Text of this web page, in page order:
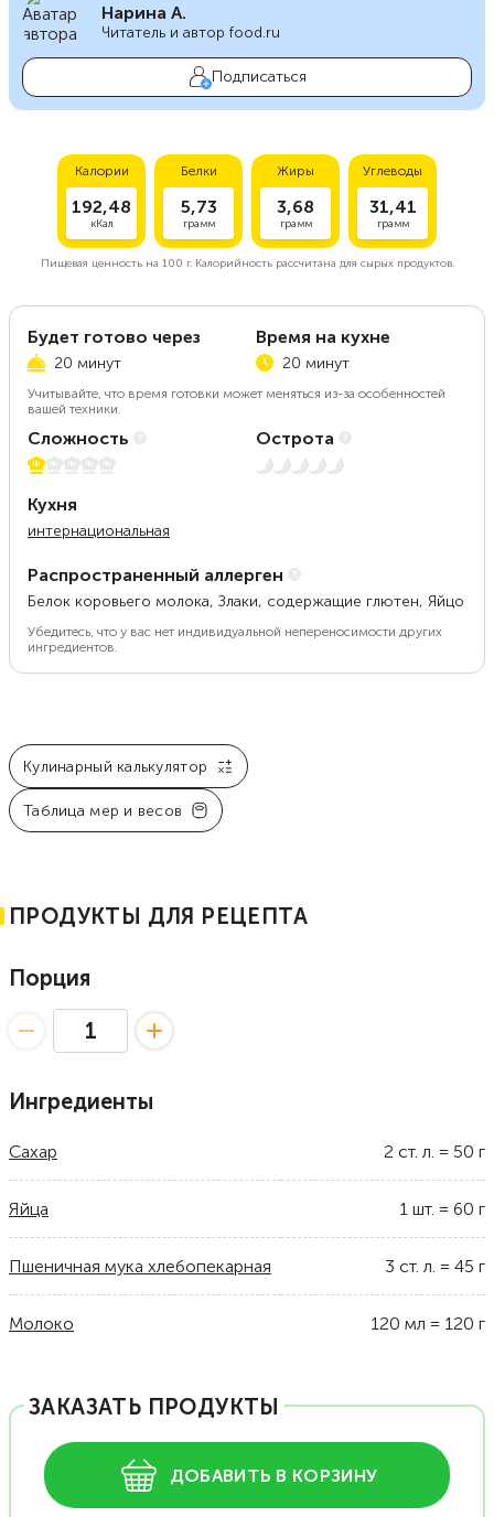
Нарина А.
Читатель и автор food.ru
Подписаться
Калории
192,48
кКал
Белки
5,73
грамм
Жиры
3,68
грамм
Углеводы
31,41
грамм
Пищевая ценность на 100 г.Калорийность рассчитана для сырых продуктов.
Будет готово через
20 минут
Время на кухне
20 минут
Учитывайте, что время готовки может меняться из-за особенностей
вашей техники.
Сложность
1 из 5
Острота
Нет остроты
Кухня
интернациональная
Распространенный аллерген
Белок коровьего молока, Злаки, содержащие глютен, Яйцо
Убедитесь, что у вас нет индивидуальной непереносимости других
ингредиентов.
Кулинарный калькулятор
Таблица мер и весов
ПРОДУКТЫ ДЛЯ РЕЦЕПТА
Порция
Ингредиенты
Сахар 2 ст. л. = 50 г
Яйца 1 шт. = 60 г
Пшеничная мука хлебопекарная 3 ст. л. = 45 г
Молоко 120 мл = 120 г
ЗАКАЗАТЬ ПРОДУКТЫ
ДОБАВИТЬ В КОРЗИНУ